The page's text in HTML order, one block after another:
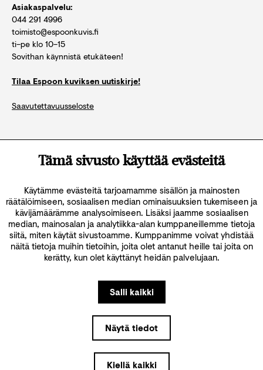
Tämä sivusto käyttää evästeitä
Käytämme evästeitä tarjoamamme sisällön ja mainosten
räätälöimiseen, sosiaalisen median ominaisuuksien tukemiseen ja
kävijämäärämme analysoimiseen. Lisäksi jaamme sosiaalisen
median, mainosalan ja analytiikka-alan kumppaneillemme tietoja
siitä, miten käytät sivustoamme. Kumppanimme voivat yhdistää
näitä tietoja muihin tietoihin, joita olet antanut heille tai joita on
kerätty, kun olet käyttänyt heidän palvelujaan.
Salli kaikki
Näytä tiedot
Kiellä kaikki
Asiakaspalvelu:
044 291 4996
toimisto@espoonkuvis.fi
ti–pe klo 10–15
Sovithan käynnistä etukäteen!
Tilaa Espoon kuviksen uutiskirje!
Saavutettavuusseloste